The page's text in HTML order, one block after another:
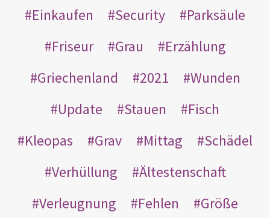
Einkaufen Security
Parksäule
Friseur
Grau
Erzählung
Griechenland
2021
Wunden
Update
Stauen
Fisch
Kleopas
Grav Mittag
Schädel
Verhüllung
Ältestenschaft
Verleugnung
Fehlen
Größe